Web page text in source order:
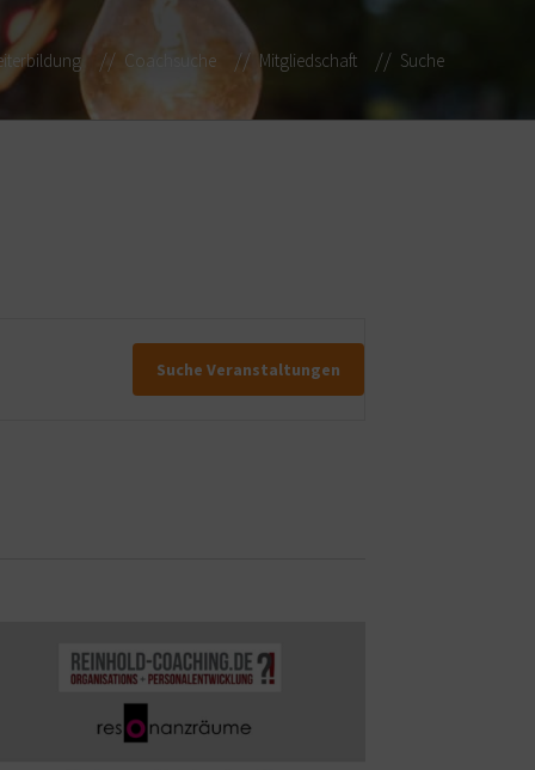
Coachsuche Mitgliedschaft Suche
Suche Veranstaltungen